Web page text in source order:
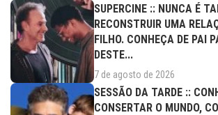
SUPERCINE :: NUNCA É
RECONSTRUIR UMA
FILHO. CONHEÇA DE PAI
DESTE...
7 de agosto de 2026
SESSÃO DA TARDE ::
CONSERTAR O MUNDO,